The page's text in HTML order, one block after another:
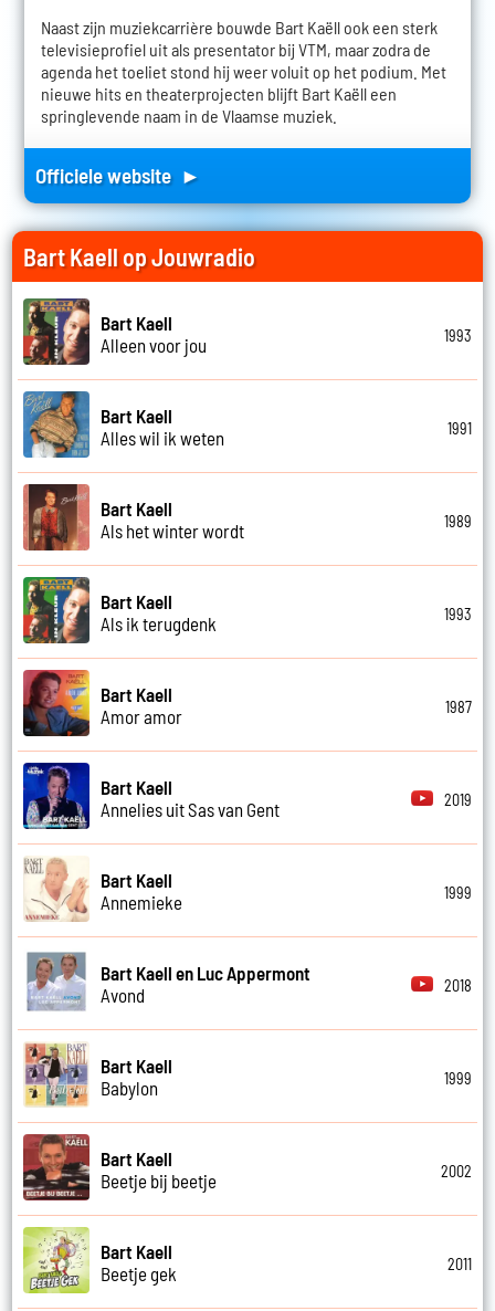
Naast zijn muziekcarrière bouwde Bart Kaëll ook een sterk
televisieprofiel uit als presentator bij VTM, maar zodra de
agenda het toeliet stond hij weer voluit op het podium. Met
nieuwe hits en theaterprojecten blijft Bart Kaëll een
springlevende naam in de Vlaamse muziek.
Officiele website ►
Bart Kaell op Jouwradio
Bart Kaell
Alleen voor jou
1993
Bart Kaell
Alles wil ik weten
1991
Bart Kaell
Als het winter wordt
1989
Bart Kaell
Als ik terugdenk
1993
Bart Kaell
Amor amor
1987
Bart Kaell
Annelies uit Sas van Gent
2019
Bart Kaell
Annemieke
1999
Bart Kaell en Luc Appermont
Avond
2018
Bart Kaell
Babylon
1999
Bart Kaell
Beetje bij beetje
2002
Bart Kaell
Beetje gek
2011